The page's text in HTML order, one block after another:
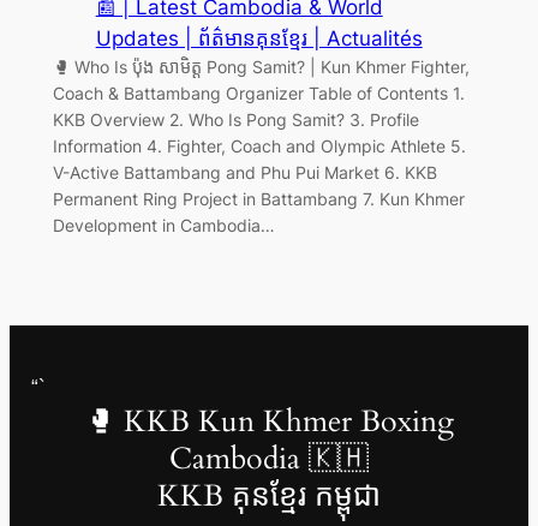
📰 | Latest Cambodia & World
Updates | ព័ត៌មានគុនខ្មែរ | Actualités
🥊 Who Is ប៉ុង សាមិត្ត Pong Samit? | Kun Khmer Fighter,
Coach & Battambang Organizer Table of Contents 1.
KKB Overview 2. Who Is Pong Samit? 3. Profile
Information 4. Fighter, Coach and Olympic Athlete 5.
V-Active Battambang and Phu Pui Market 6. KKB
Permanent Ring Project in Battambang 7. Kun Khmer
Development in Cambodia…
“`
🥊 KKB Kun Khmer Boxing
Cambodia 🇰🇭
KKB គុនខ្មែរ កម្ពុជា